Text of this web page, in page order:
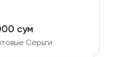
сум
Серьги